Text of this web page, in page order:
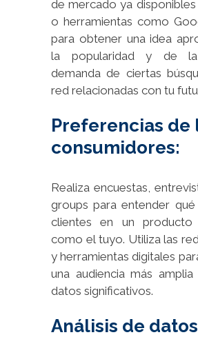
de mercado ya
o herramientas como
para obtener una idea
la popularidad y de la
demanda de ciertas
red relacionadas con tu
Preferencias de
consumidores:
Realiza encuestas,
groups para entender qué
clientes en un
como el tuyo. Utiliza las
y herramientas digitales
una audiencia más
datos significativos.
Análisis de